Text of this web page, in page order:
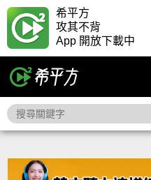
希平方
攻其不背
App 開放下載中